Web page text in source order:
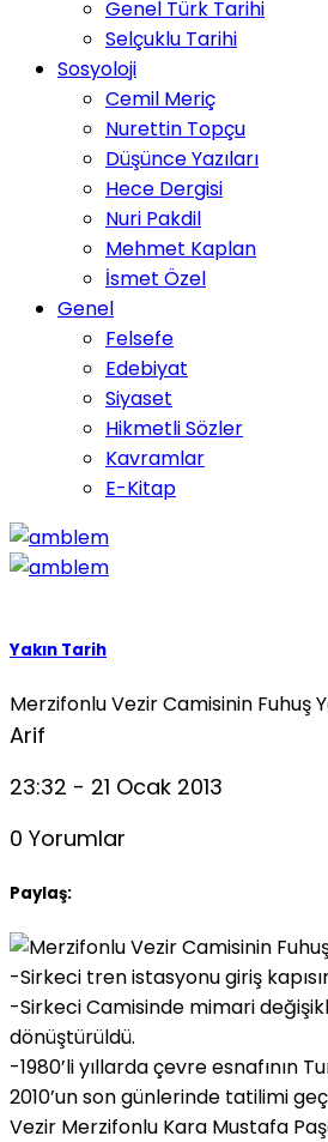
Genel Türk Tarihi
Selçuklu Tarihi
Sosyoloji
Cemil Meriç
Nurettin Topçu
Düşünce Yazıları
Hece Dergisi
Nuri Pakdil
Mehmet Kaplan
İsmet Özel
Genel
Felsefe
Edebiyat
Siyaset
Hikmetli Sözler
Kavramlar
E-Kitap
Yakın Tarih
Merzifonlu Vezir Camisinin Fuhuş
Arif
23:32 - 21 Ocak 2013
0 Yorumlar
Paylaş:
-Sirkeci tren istasyonu giriş
-Sirkeci Camisinde mimari
dönüştürüldü.
-1980’li yıllarda çevre esnafının
2010’un son günlerinde tatilimi
Vezir Merzifonlu Kara Mustafa